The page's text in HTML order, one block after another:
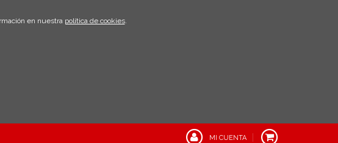
en nuestra política de cookies.
MI CUENTA